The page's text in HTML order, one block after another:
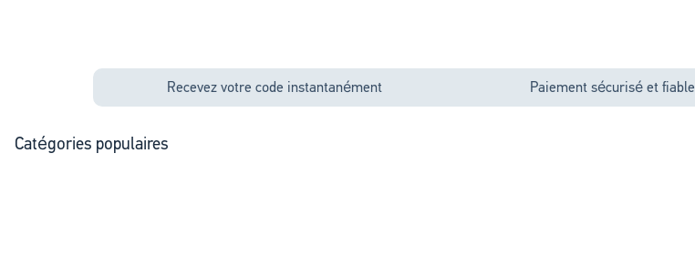
Recevez votre code instantanément Paiement sécurisé et fiable
Catégories populaires